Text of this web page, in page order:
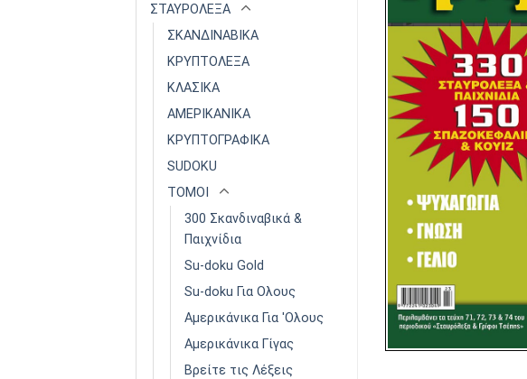
ΣΤΑΥΡΟΛΕΞΑ
ΣΚΑΝΔΙΝΑΒΙΚΑ
ΚΡΥΠΤΟΛΕΞΑ
ΚΛΑΣΙΚΑ
ΑΜΕΡΙΚΑΝΙΚΑ
ΚΡΥΠΤΟΓΡΑΦΙΚΑ
SUDOKU
ΤΟΜΟΙ
300 Σκανδιναβικά &
Παιχνίδια
Su-doku Gold
Su-doku Για Ολους
Αμερικάνικα Για 'Ολους
Αμερικάνικα Γίγας
Βρείτε τις Λέξεις